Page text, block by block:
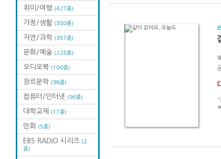
취미/여행 (427종)
가정/생활 (380종)
자연/과학 (357종)
문화/예술 (228종)
오디오북 (100종)
장르문학 (96종)
컴퓨터/인터넷 (96종)
대학교재 (17종)
만화 (5종)
EBS RADIO 시리즈 (2
종)
“